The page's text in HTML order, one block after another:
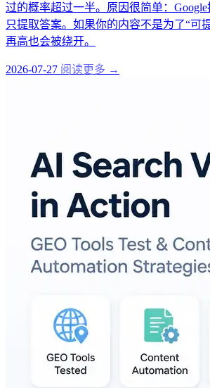
过的概率超过一半。原因很简单：
只提取答案。如果你的内容不是为了“可
再高也会被绕开。
2026-07-27 阅读更多 →